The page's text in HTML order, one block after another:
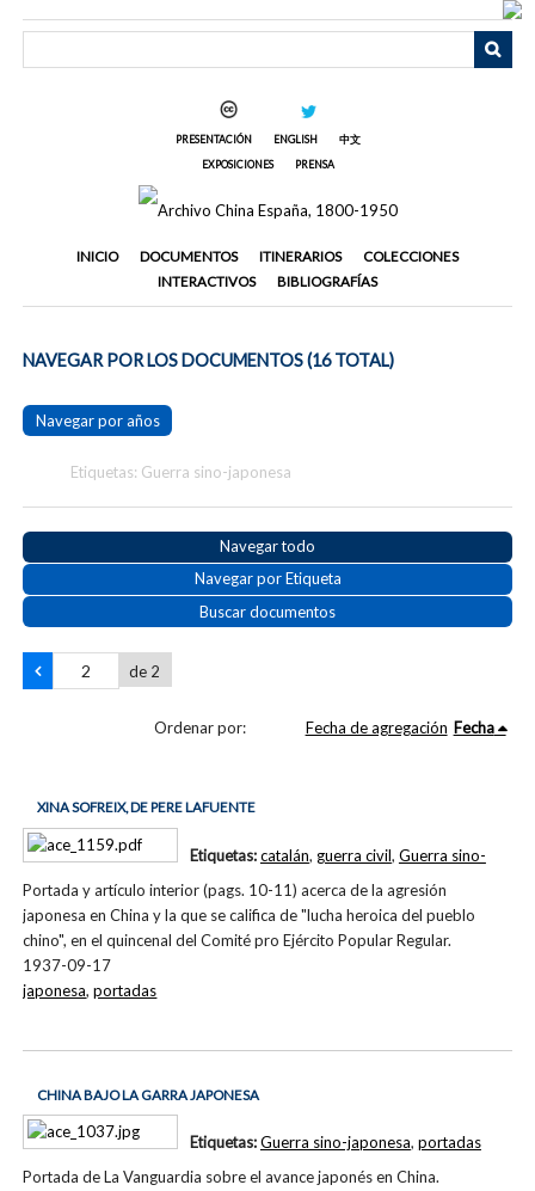
PRESENTACIÓN ENGLISH
中文
EXPOSICIONES
PRENSA
INICIO DOCUMENTOS ITINERARIOS
COLECCIONES
INTERACTIVOS
BIBLIOGRAFÍAS
NAVEGAR POR LOS DOCUMENTOS (16 TOTAL)
Navegar por años
Etiquetas: Guerra sino-japonesa
Navegar todo
Navegar por Etiqueta
Buscar documentos
de 2
Ordenar por: Fecha de agregación Fecha
XINA SOFREIX, DE PERE LAFUENTE
Portada y artículo interior (pags. 10-11) acerca de la agresión
japonesa en China y la que se califica de "lucha heroica del pueblo
chino", en el quincenal del Comité pro Ejército Popular Regular.
1937-09-17
Etiquetas:catalán, guerra civil, Guerra sino-
japonesa,portadas
CHINA BAJO LA GARRA JAPONESA
Portada de La Vanguardia sobre el avance japonés en China.
Etiquetas:Guerra sino-japonesa, portadas